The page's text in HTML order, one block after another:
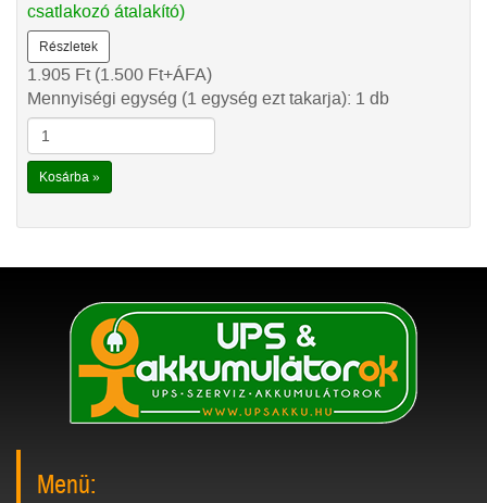
csatlakozó átalakító)
Részletek
1.905 Ft(1.500 Ft+ÁFA)
Mennyiségi egység (1 egység ezt takarja): 1 db
Kosárba »
Menü: